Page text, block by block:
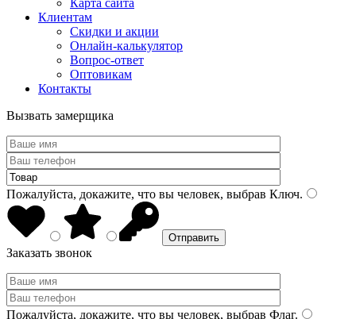
Карта сайта
Клиентам
Скидки и акции
Онлайн-калькулятор
Вопрос-ответ
Оптовикам
Контакты
Вызвать замерщика
Пожалуйста, докажите, что вы человек, выбрав Ключ.
Заказать звонок
Пожалуйста, докажите, что вы человек, выбрав Флаг.